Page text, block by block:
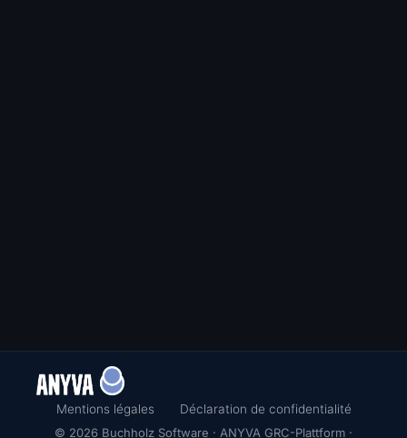
Mentions légales
Déclaration de confidentialité
© 2026 Buchholz Software · ANYVA GRC-Plattform ·